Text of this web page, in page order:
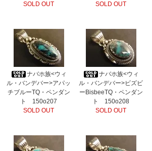
SOLD OUT
SOLD OUT
ナバホ族<ウィ
ル・バンデバー>アパッ
チブルーTQ・ペンダン
ト 150o207
SOLD OUT
ナバホ族<ウィ
ル・バンデバー>ビズビ
ーBisbeeTQ・ペンダン
ト 150o208
SOLD OUT